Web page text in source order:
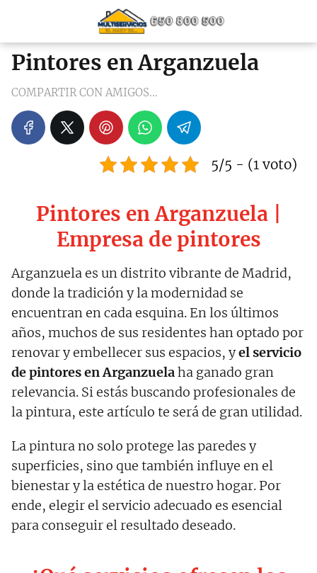
Pintores en Arganzuela
COMPARTIR CON AMIGOS...
5/5 - (1 voto)
Pintores en Arganzuela |
Empresa de pintores
Arganzuela es un distrito vibrante de Madrid,
donde la tradición y la modernidad se
encuentran en cada esquina. En los últimos
años, muchos de sus residentes han optado por
renovar y embellecer sus espacios, yel servicio
de pintores en Arganzuelaha ganado gran
relevancia. Si estás buscando profesionales de
la pintura, este artículo te será de gran utilidad.
La pintura no solo protege las paredes y
superficies, sino que también influye en el
bienestar y la estética de nuestro hogar. Por
ende, elegir el servicio adecuado es esencial
para conseguir el resultado deseado.